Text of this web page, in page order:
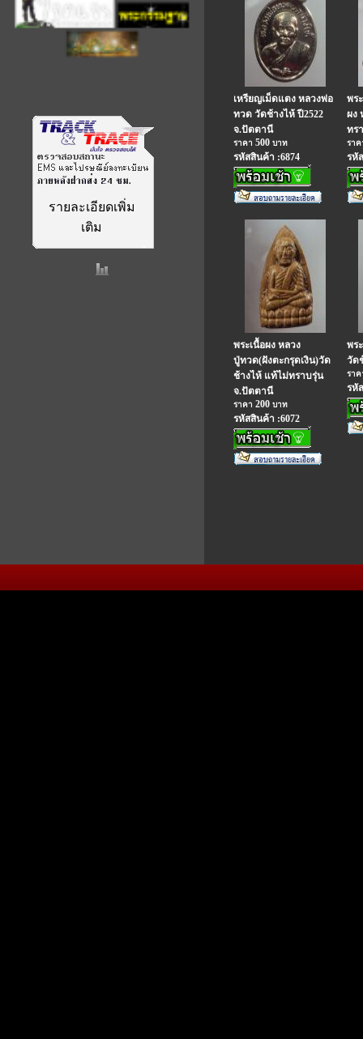
รายละเอียดเพิ่ม
เติม
เหรียญเม็ดแตง หลวงพ่อ
ทวด วัดช้างไห้ ปี2522
จ.ปัตตานี
ราคา 500 บาท
รหัสสินค้า :6874
พร
ผง
ทร
รา
รหั
พระเนื้อผง หลวง
ปู่ทวด(ฝังตะกรุดเงิน)วัด
ช้างไห้ แท้ไม่ทราบรุ่น
จ.ปัตตานี
ราคา 200 บาท
รหัสสินค้า :6072
พร
วัด
รา
รหั